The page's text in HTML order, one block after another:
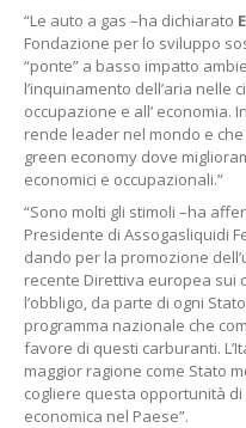
“Le auto a gas –ha dichiarato
Fondazione per lo sviluppo
“ponte” a basso impatto
l’inquinamento dell’aria nelle
occupazione e all’ economia.
rende leader nel mondo e
green economy dove
economici e occupazionali.”
“Sono molti gli stimoli –ha
Presidente di Assogasliquidi
dando per la promozione
recente Direttiva europea sui
l’obbligo, da parte di ogni
programma nazionale che
favore di questi carburanti.
maggior ragione come Stato
cogliere questa opportunità
economica nel Paese”.